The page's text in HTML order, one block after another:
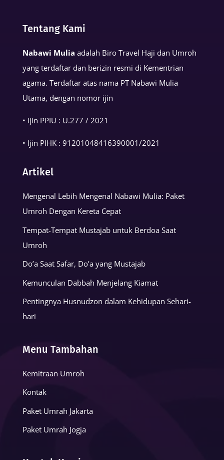
Muslim
Tentang Kami
Nabawi Mulia adalah Biro Travel Haji dan Umroh
yang terdaftar dan berizin resmi di Kementrian
agama. Terdaftar atas nama PT Nabawi Mulia
Utama, dengan nomor ijin
• Ijin PPIU : U.277 / 2021
• Ijin PIHK : 91201048416390001/2021
Artikel
Mengenal Lebih Mengenal Nabawi Mulia: Paket
Umroh Dengan Kereta Cepat
Tempat-Tempat Mustajab untuk Berdoa Saat
Umroh
Do’a Saat Safar, Do’a yang Mustajab
Kemunculan Dabbah Menjelang Kiamat
Pentingnya Husnudzon dalam Kehidupan Sehari-
hari
Menu Tambahan
Kemitraan Umroh
Kontak
Paket Umrah Jakarta
Paket Umrah Jogja